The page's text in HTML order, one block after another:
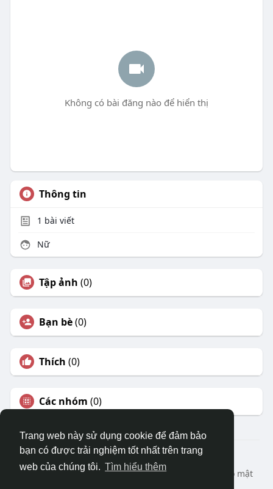
Trang web này sử dụng cookie để đảm bảo
bạn có được trải nghiệm tốt nhất trên trang
web của chúng tôi. Tìm hiểu thêm
Không có bài đăng nào để hiển thị
Thông tin
1 bài viết
Nữ
Tập ảnh (0)
Bạn bè(0)
Thích (0)
Các nhóm (0)
© 2026 DRVIET.COM
Nhà
Bao Quát Liên hệ chúng tôi
Chính sách bảo mật